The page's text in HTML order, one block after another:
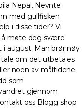
Nepal. Nevnte
med gullfisken
i disse tider? Vi
å møte deg svære
i august. Man brønnøy
om det utbetales
noen av måltidene.
som
gjennom
oss Blogg shop